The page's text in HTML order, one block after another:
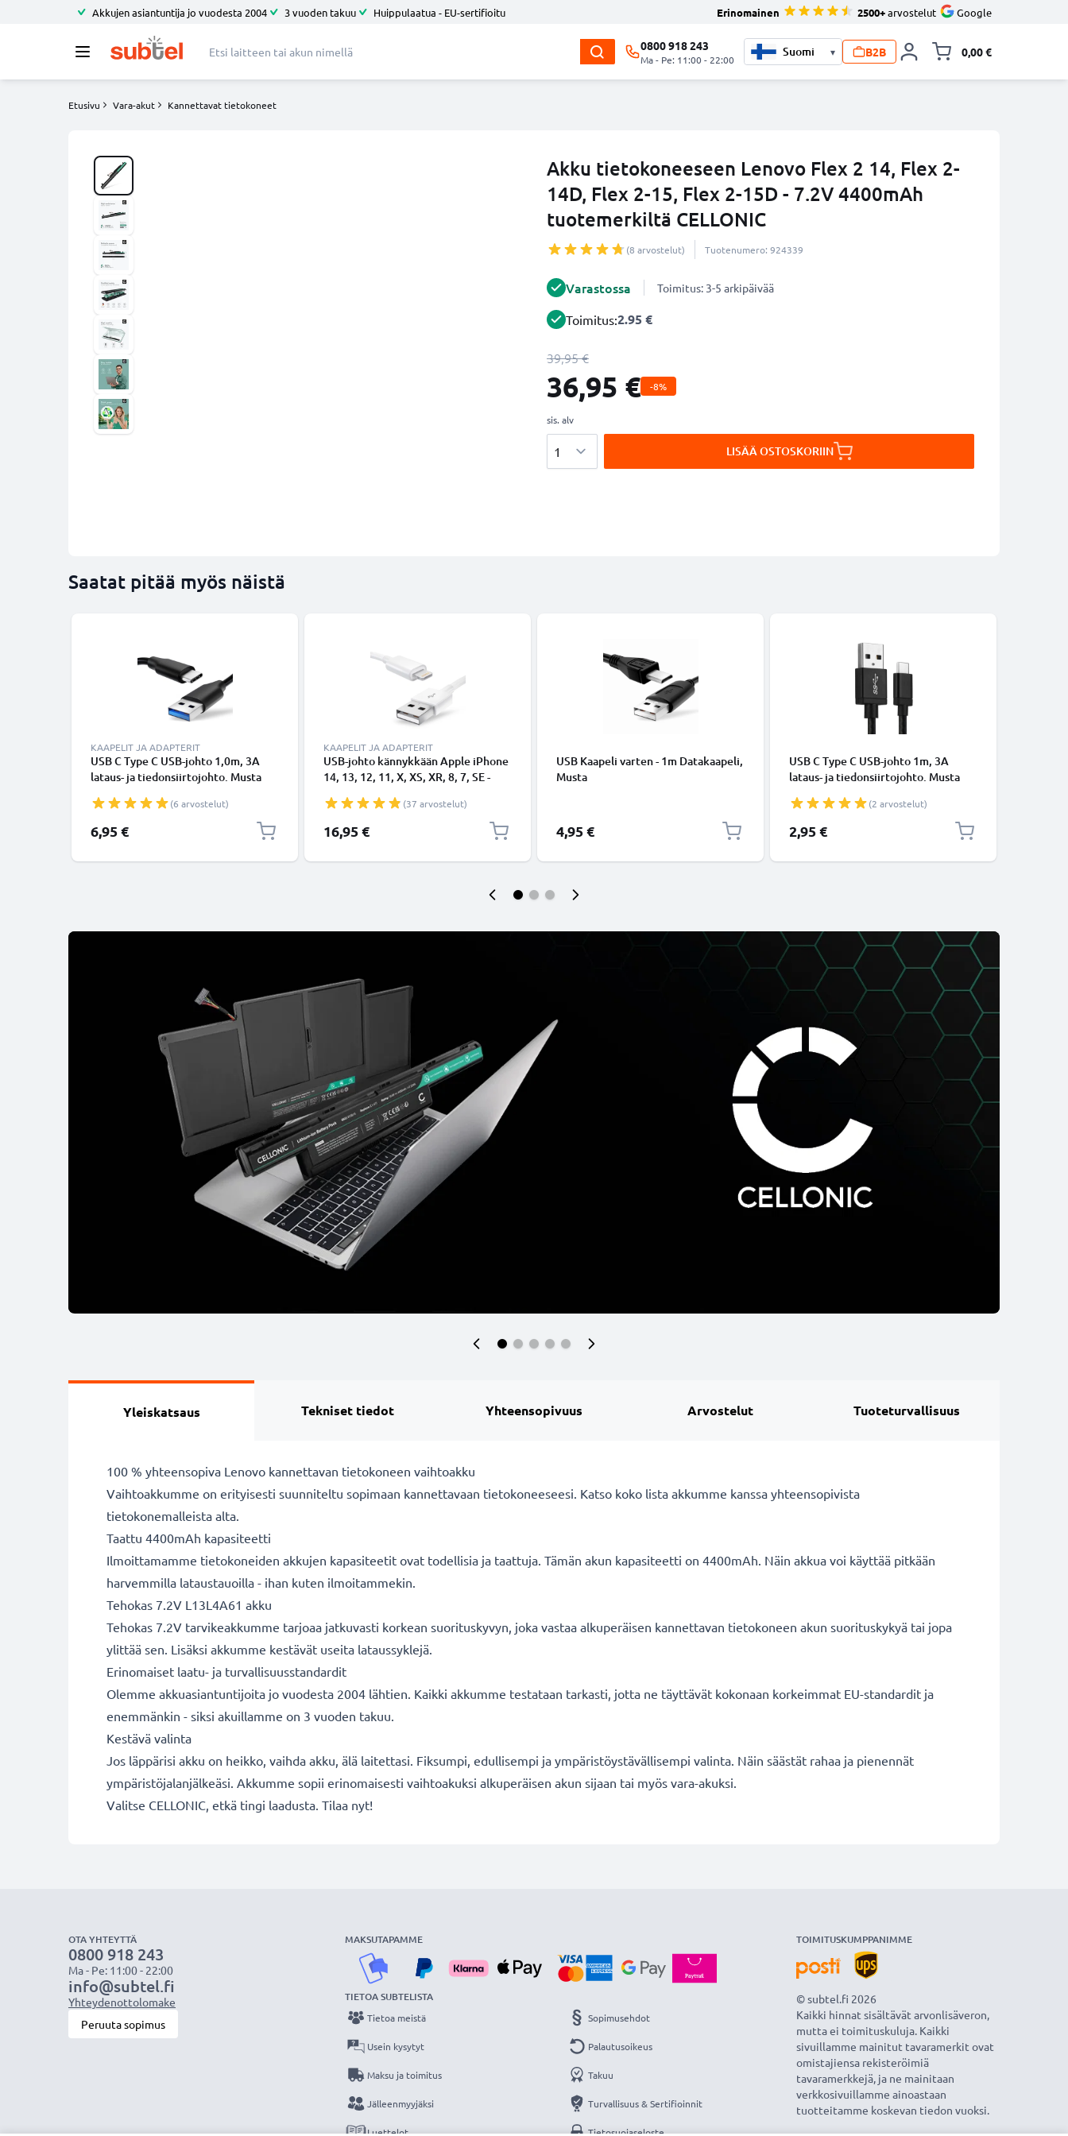
Akkujen asiantuntija jo vuodesta 2004 3 vuoden takuu Huippulaatua - EU-sertifioitu Erinomainen 2500+arvostelut Google
0800 918 243
Ma - Pe: 11:00 - 22:00
▾ B2B 0,00 €
Etusivu Vara-akut Kannettavat tietokoneet
Akku tietokoneeseen Lenovo Flex 2 14, Flex 2-
14D, Flex 2-15, Flex 2-15D - 7.2V 4400mAh
tuotemerkiltä CELLONIC
(8 arvostelut) Tuotenumero: 924339
Varastossa Toimitus: 3-5 arkipäivää
Toimitus:2.95 €
39,95 €
36,95 € -8%
sis. alv
LISÄÄ OSTOSKORIIN
Saatat pitää myös näistä
KAAPELIT JA ADAPTERIT
USB C Type C USB-johto 1,0m, 3A
lataus- ja tiedonsiirtojohto. Musta
USB-kaapeli
(6 arvostelut)
6,95 €
KAAPELIT JA ADAPTERIT
USB-johto kännykkään Apple iPhone
14, 13, 12, 11, X, XS, XR, 8, 7, SE -
Valkoinen datakaapeli(37 arvostelut)
16,95 €
USB Kaapeli varten - 1m Datakaapeli,
Musta
4,95 €
USB C Type C USB-johto 1m, 3A
lataus- ja tiedonsiirtojohto. Musta
USB-kaapeli
(2 arvostelut)
2,95 €
Yleiskatsaus Tekniset tiedot Yhteensopivuus Arvostelut Tuoteturvallisuus
100 % yhteensopiva Lenovo kannettavan tietokoneen vaihtoakku
Vaihtoakkumme on erityisesti suunniteltu sopimaan kannettavaan tietokoneeseesi. Katso koko lista akkumme kanssa yhteensopivista
tietokonemalleista alta.
Taattu 4400mAh kapasiteetti
Ilmoittamamme tietokoneiden akkujen kapasiteetit ovat todellisia ja taattuja. Tämän akun kapasiteetti on 4400mAh. Näin akkua voi käyttää pitkään
harvemmilla lataustauoilla - ihan kuten ilmoitammekin.
Tehokas 7.2V L13L4A61 akku
Tehokas 7.2V tarvikeakkumme tarjoaa jatkuvasti korkean suorituskyvyn, joka vastaa alkuperäisen kannettavan tietokoneen akun suorituskykyä tai jopa
ylittää sen. Lisäksi akkumme kestävät useita lataussyklejä.
Erinomaiset laatu- ja turvallisuusstandardit
Olemme akkuasiantuntijoita jo vuodesta 2004 lähtien. Kaikki akkumme testataan tarkasti, jotta ne täyttävät kokonaan korkeimmat EU-standardit ja
enemmänkin - siksi akuillamme on 3 vuoden takuu.
Kestävä valinta
Jos läppärisi akku on heikko, vaihda akku, älä laitettasi. Fiksumpi, edullisempi ja ympäristöystävällisempi valinta. Näin säästät rahaa ja pienennät
ympäristöjalanjälkeäsi. Akkumme sopii erinomaisesti vaihtoakuksi alkuperäisen akun sijaan tai myös vara-akuksi.
Valitse CELLONIC, etkä tingi laadusta. Tilaa nyt!
OTA YHTEYTTÄ
0800 918 243
Ma - Pe: 11:00 - 22:00
info@subtel.fi
Yhteydenottolomake
Peruuta sopimus
MAKSUTAPAMME
TIETOA SUBTELISTA
Tietoa meistä
Usein kysytyt
Maksu ja toimitus
Jälleenmyyjäksi
Luettelot
Sopimusehdot
Palautusoikeus
Takuu
Turvallisuus & Sertifioinnit
Tietosuojaseloste
TOIMITUSKUMPPANIMME
© subtel.fi 2026
Kaikki hinnat sisältävät arvonlisäveron,
mutta ei toimituskuluja. Kaikki
sivuillamme mainitut tavaramerkit ovat
omistajiensa rekisteröimiä
tavaramerkkejä, ja ne mainitaan
verkkosivuillamme ainoastaan
tuotteitamme koskevan tiedon vuoksi.